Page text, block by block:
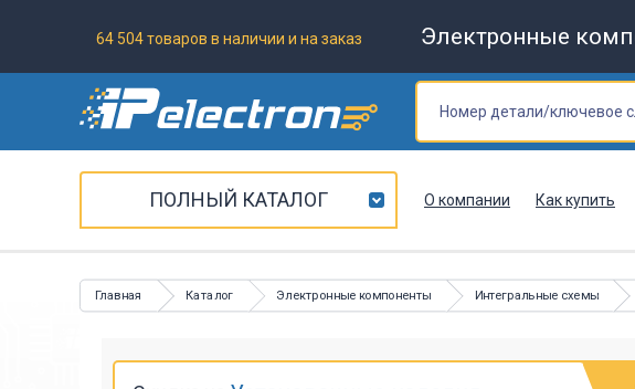
64 504 товаров в наличии и на заказ Электронные
ПОЛНЫЙ КАТАЛОГ О компании Как купить
Главная Каталог Электронные компоненты Интегральные схемы